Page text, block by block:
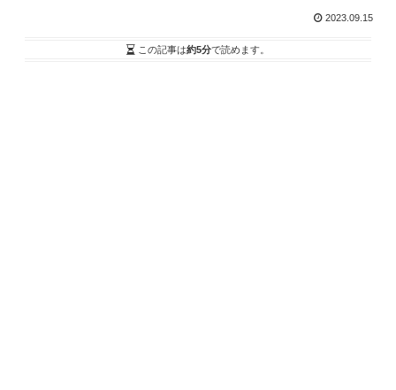
2023.09.15
この記事は約5分で読めます。